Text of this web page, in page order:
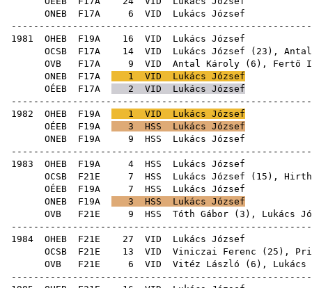
ONEB F17A 6 VID
1981 OHEB F19A 16 VID
OCSB F17A 14 VID Lukács József ( 23 ),
OVB F17A 9 VID Antal Károly ( 6 ), Fertő
ONEB F17A 1 VID Lukács József
OÉEB F17A 2 VID Lukács József
1982 OHEB F19A 1 VID Lukács József
OÉEB F19A 3 HSS Lukács József
ONEB F19A 9 HSS
1983 OHEB F19A 4 HSS
OCSB F21E 7 HSS Lukács József ( 15 ), Hirth
OÉEB F19A 7 HSS
ONEB F19A 3 HSS Lukács József
OVB F21E 9 HSS Tóth Gábor ( 3 ), Lukács
1984 OHEB F21E 27 VID
OCSB F21E 13 VID Viniczai Ferenc ( 25 ),
OVB F21E 6 VID Vitéz László ( 6 ), Lukács